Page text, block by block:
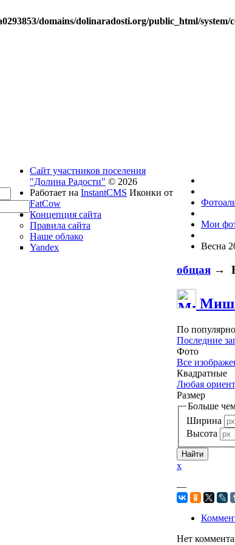
domains/dolinaradosti.org/public_html/
Мои
Весна
общая →
По
Последние
Фото
Все
Квадратные
Любая
Размер
Больше
Ширина
Высота
x
—
Нет
Сайт участников поселения
"Долина Радости" © 2026
Работает на InstantCMS Иконки от
FatCow
Концепция сайта
Правила сайта
Наше облако
Yandex